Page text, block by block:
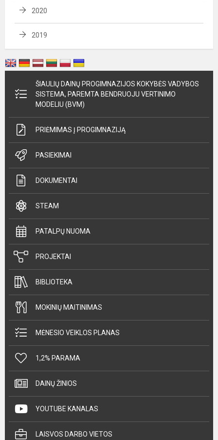
2020
2019
ŠIAULIŲ DAINŲ PROGIMNAZIJOS KOKYBĖS VADYBOS
SISTEMA, PAREMTA BENDRUOJU VERTINIMO
MODELIU (BVM)
PRIĖMIMAS Į PROGIMNAZIJĄ
PASIEKIMAI
DOKUMENTAI
STEAM
PATALPŲ NUOMA
PROJEKTAI
BIBLIOTEKA
MOKINIŲ MAITINIMAS
MĖNESIO VEIKLOS PLANAS
1,2% PARAMA
DAINŲ ŽINIOS
YOUTUBE KANALAS
LAISVOS DARBO VIETOS